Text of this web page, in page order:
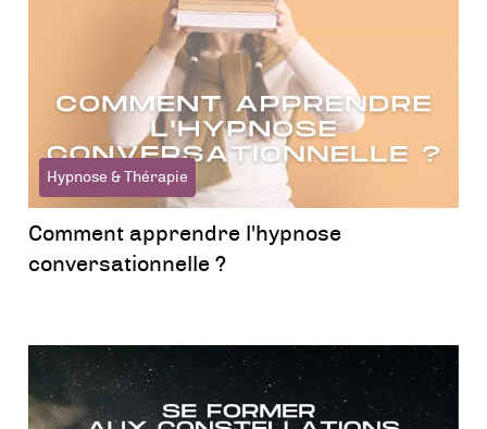
Hypnose & Thérapie
Comment apprendre l'hypnose
conversationnelle ?